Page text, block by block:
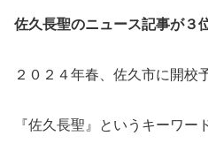
佐久長聖のニュース記事が３
２０２４年春、佐久市に開校
『佐久長聖』というキーワー